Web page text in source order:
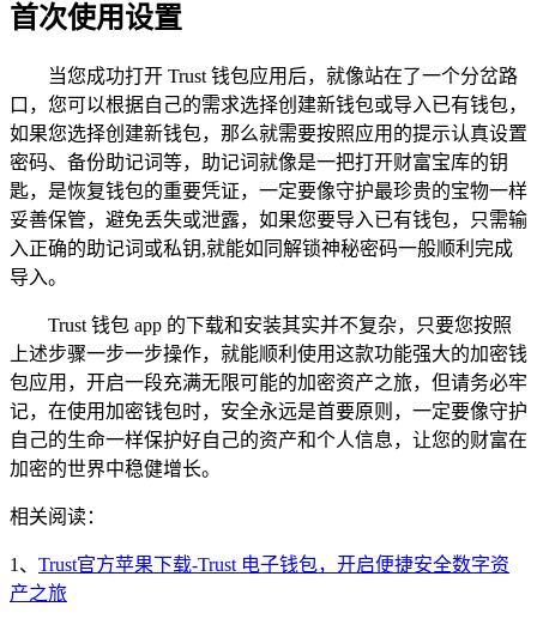
首次使用设置
当您成功打开 Trust 钱包应用后，就像站在了一个分岔路
口，您可以根据自己的需求选择创建新钱包或导入已有钱包，
如果您选择创建新钱包，那么就需要按照应用的提示认真设置
密码、备份助记词等，助记词就像是一把打开财富宝库的钥
匙，是恢复钱包的重要凭证，一定要像守护最珍贵的宝物一样
妥善保管，避免丢失或泄露，如果您要导入已有钱包，只需输
入正确的助记词或私钥,就能如同解锁神秘密码一般顺利完成
导入。
Trust 钱包 app 的下载和安装其实并不复杂，只要您按照
上述步骤一步一步操作，就能顺利使用这款功能强大的加密钱
包应用，开启一段充满无限可能的加密资产之旅，但请务必牢
记，在使用加密钱包时，安全永远是首要原则，一定要像守护
自己的生命一样保护好自己的资产和个人信息，让您的财富在
加密的世界中稳健增长。
相关阅读：
1、 Trust官方苹果下载-Trust 电子钱包，开启便捷安全数字资
产之旅